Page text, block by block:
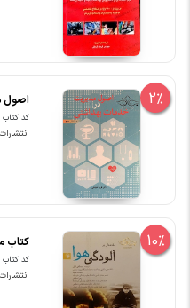
2% اصول
کد کتاب :
10% کتاب
کد کتاب :